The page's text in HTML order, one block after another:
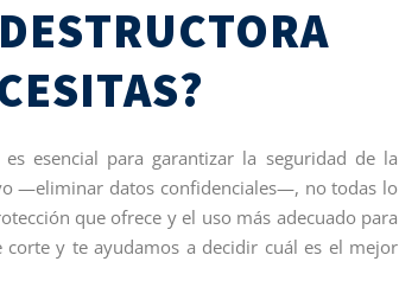
esencial para garantizar la seguridad de la
—eliminar datos confidenciales—, no todas lo
que ofrece y el uso más adecuado para
y te ayudamos a decidir cuál es el mejor